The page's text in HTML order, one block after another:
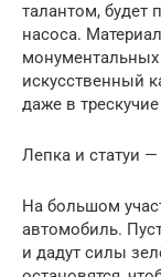
талантом, будет
насоса.
искусственный
даже в
Лепка и статуи
На большом
автомобиль.
и дадут силы